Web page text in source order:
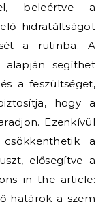
beleértve a
hidratáltságot
a rutinba. A
alapján segíthet
a feszültséget,
hogy a
Ezenkívül
a
elősegítve a
in the article:
határok a szem